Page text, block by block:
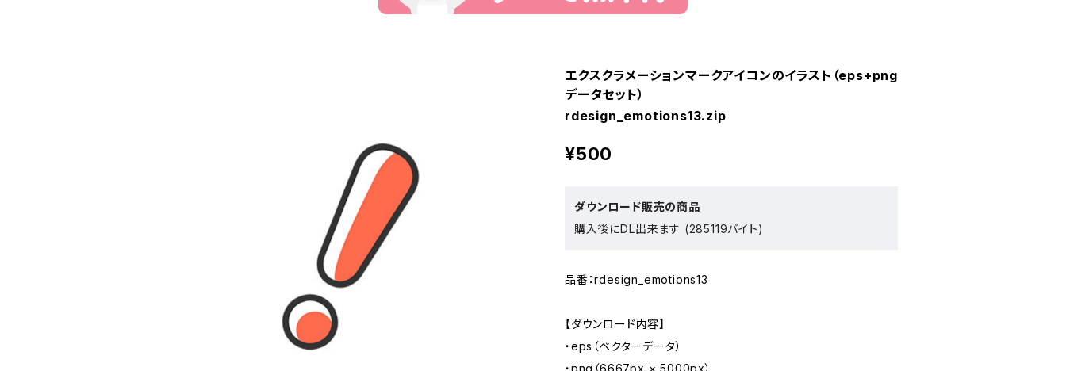
エクスクラメーションマークアイコンのイラスト（eps+png
データセット）
rdesign_emotions13.zip
¥500
ダウンロード販売の商品
購入後にDL出来ます (285119バイト)
品番：rdesign_emotions13
【ダウンロード内容】
・eps（ベクターデータ）
・png（6667px × 5000px）